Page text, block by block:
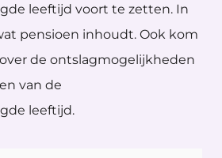
leeftijd voort te zetten. In
pensioen inhoudt. Ook kom
de ontslagmogelijkheden
van de
leeftijd.